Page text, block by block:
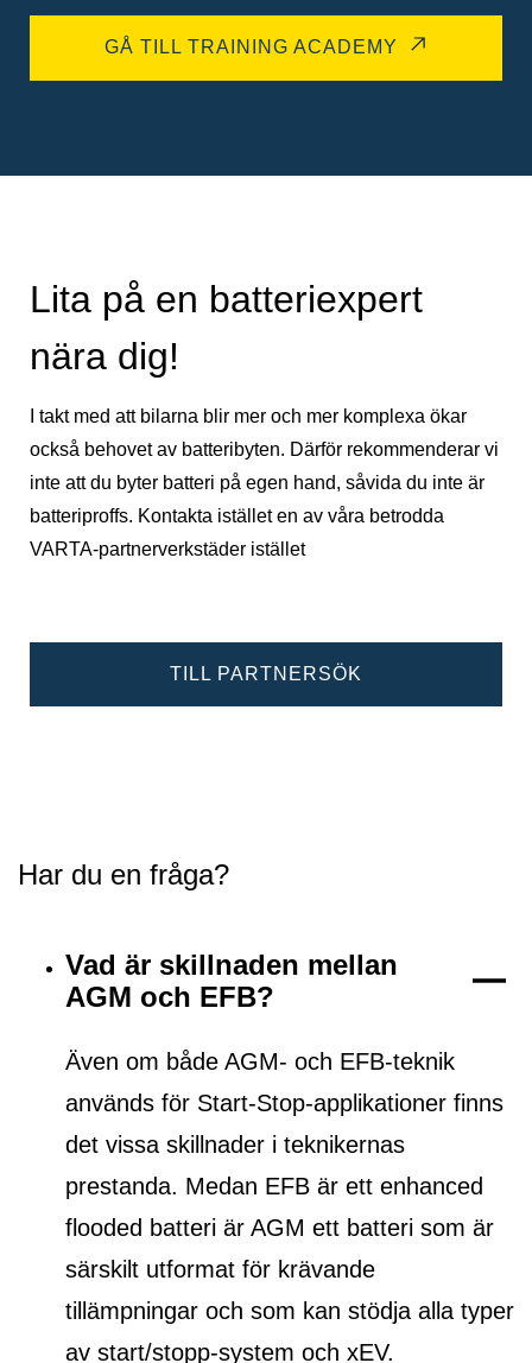
GÅ TILL TRAINING ACADEMY
Lita på en batteriexpert
nära dig!
I takt med att bilarna blir mer och mer komplexa ökar
också behovet av batteribyten. Därför rekommenderar vi
inte att du byter batteri på egen hand, såvida du inte är
batteriproffs. Kontakta istället en av våra betrodda
VARTA-partnerverkstäder istället
TILL PARTNERSÖK
Har du en fråga?
Vad är skillnaden mellan
AGM och EFB?
Även om både AGM- och EFB-teknik
används för Start-Stop-applikationer finns
det vissa skillnader i teknikernas
prestanda. Medan EFB är ett enhanced
flooded batteri är AGM ett batteri som är
särskilt utformat för krävande
tillämpningar och som kan stödja alla typer
av start/stopp-system och xEV.